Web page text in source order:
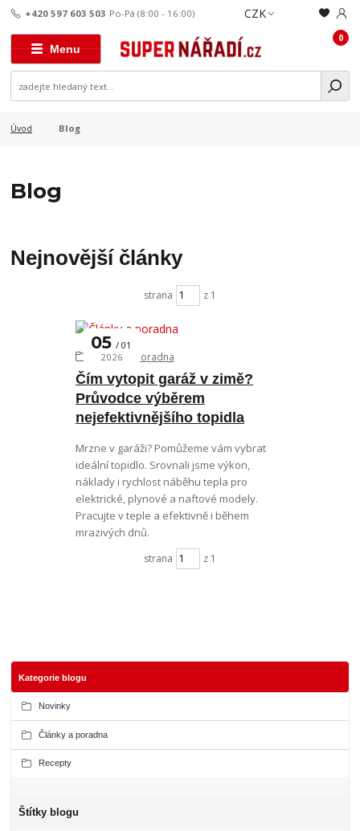
Menu
CZK
+420 597 603 503 Po-Pá (8:00 - 16:00)
0
Úvod Blog
Kategorie blogu
Novinky
Články a poradna
Recepty
Štítky blogu
Blog
Nejnovější články
strana z 1
Čím vytopit garáž v zimě?
Průvodce výběrem
nejefektivnějšího topidla
05
01
2026
Články a poradna
Mrzne v garáži? Pomůžeme vám vybrat
ideální topidlo. Srovnali jsme výkon,
náklady i rychlost náběhu tepla pro
elektrické, plynové a naftové modely.
Pracujte v teple a efektivně i během
mrazivých dnů.
strana z 1